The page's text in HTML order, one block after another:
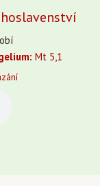
Mt 5,1